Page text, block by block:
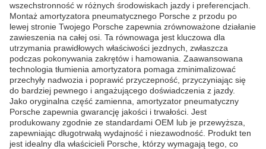
wszechstronność w różnych środowiskach jazdy i preferencjach.
Montaż amortyzatora pneumatycznego Porsche z przodu po
lewej stronie Twojego Porsche zapewnia zrównoważone działanie
zawieszenia na całej osi. Ta równowaga jest kluczowa dla
utrzymania prawidłowych właściwości jezdnych, zwłaszcza
podczas pokonywania zakrętów i hamowania. Zaawansowana
technologia tłumienia amortyzatora pomaga zminimalizować
przechyły nadwozia i poprawić przyczepność, przyczyniając się
do bardziej pewnego i angażującego doświadczenia z jazdy.
Jako oryginalna część zamienna, amortyzator pneumatyczny
Porsche zapewnia gwarancję jakości i trwałości. Jest
produkowany zgodnie ze standardami OEM lub je przewyższa,
zapewniając długotrwałą wydajność i niezawodność. Produkt ten
jest idealny dla właścicieli Porsche, którzy wymagają tego, co